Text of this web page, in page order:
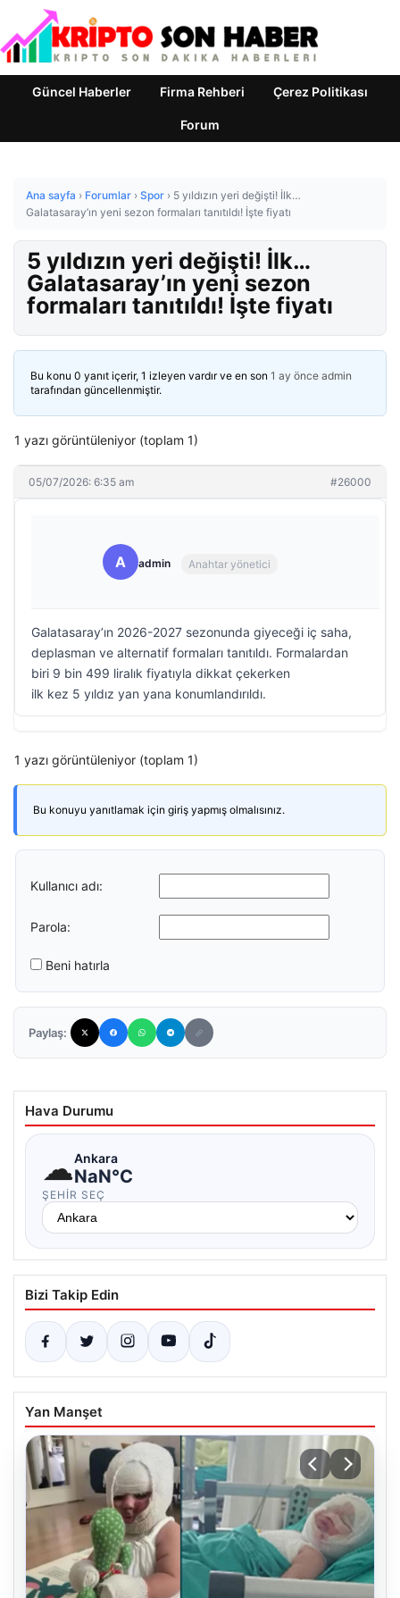
Güncel Haberler Firma Rehberi Çerez Politikası
Forum
Ana sayfa › Forumlar › Spor › 5 yıldızın yeri değişti! İlk…
Galatasaray’ın yeni sezon formaları tanıtıldı! İşte fiyatı
5 yıldızın yeri değişti! İlk…
Galatasaray’ın yeni sezon
formaları tanıtıldı! İşte fiyatı
Bu konu 0 yanıt içerir, 1 izleyen vardır ve en son 1 ay önce admin
tarafından güncellenmiştir.
1 yazı görüntüleniyor (toplam 1)
05/07/2026: 6:35 am #26000
A admin Anahtar yönetici
Galatasaray’ın 2026-2027 sezonunda giyeceği iç saha,
deplasman ve alternatif formaları tanıtıldı. Formalardan
biri 9 bin 499 liralık fiyatıyla dikkat çekerken
ilk kez 5 yıldız yan yana konumlandırıldı.
1 yazı görüntüleniyor (toplam 1)
Bu konuyu yanıtlamak için giriş yapmış olmalısınız.
Kullanıcı adı:
Parola:
Beni hatırla
Paylaş:
Hava Durumu
☁Ankara
NaN°C
ŞEHIR SEÇ
Bizi Takip Edin
Yan Manşet